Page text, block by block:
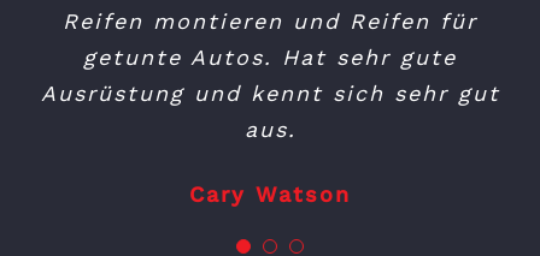
Reifen montieren und Reifen für
getunte Autos. Hat sehr gute
Ausrüstung und kennt sich sehr gut
aus.
Cary Watson
von selbst. Super freundlicher Mann.
Sehr zuvorkommend und hilfsbereit.
Kann Patricks Reifenservice nur
empfehlen!
Heike Deckert
jederzeit wieder 🙂
Lars Demand